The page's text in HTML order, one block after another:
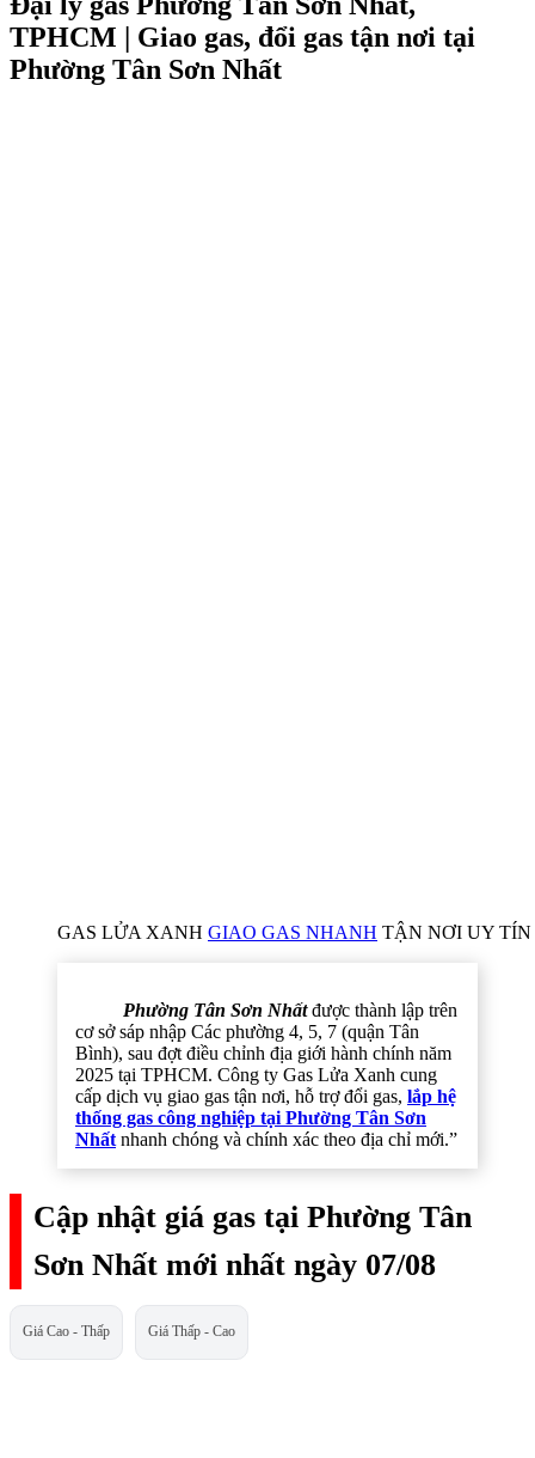
TPHCM | Giao gas, đổi gas tận nơi tại
Phường Tân Sơn Nhất
GAS LỬA XANH GIAO GAS NHANH TẬN NƠI UY
Phường Tân Sơn Nhấtđược thành lập trên
cơ sở sáp nhập Các phường 4, 5, 7 (quận Tân
Bình), sau đợt điều chỉnh địa giới hành chính năm
2025 tại TPHCM. Công ty Gas Lửa Xanh cung
cấp dịch vụ giao gas tận nơi, hỗ trợ đổi gas, lắp hệ
thống gas công nghiệp tại Phường Tân Sơn
Nhất nhanh chóng và chính xác theo địa chỉ mới.”
Cập nhật giá gas tại Phường Tân
Sơn Nhất mới nhất ngày 07/08
Giá Cao - Thấp Giá Thấp - Cao